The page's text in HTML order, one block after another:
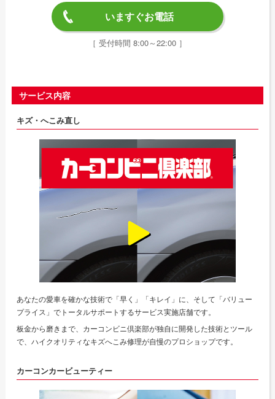
いますぐお電話
［ 受付時間 8:00～22:00 ］
サービス内容
キズ・へこみ直し
あなたの愛車を確かな技術で「早く」「キレイ」に、そして「バリュー
プライス」でトータルサポートするサービス実施店舗です。
板金から磨きまで、カーコンビニ倶楽部が独自に開発した技術とツール
で、ハイクオリティなキズへこみ修理が自慢のプロショップです。
カーコンカービューティー